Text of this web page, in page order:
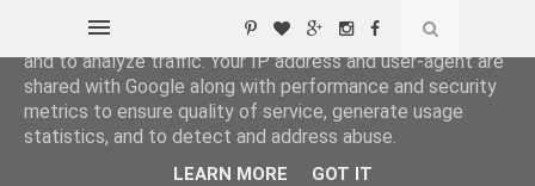
This site uses cookies from Google to deliver its services
and to analyze traffic. Your IP address and user-agent are
shared with Google along with performance and security
metrics to ensure quality of service, generate usage
statistics, and to detect and address abuse.
LEARN MORE GOT IT